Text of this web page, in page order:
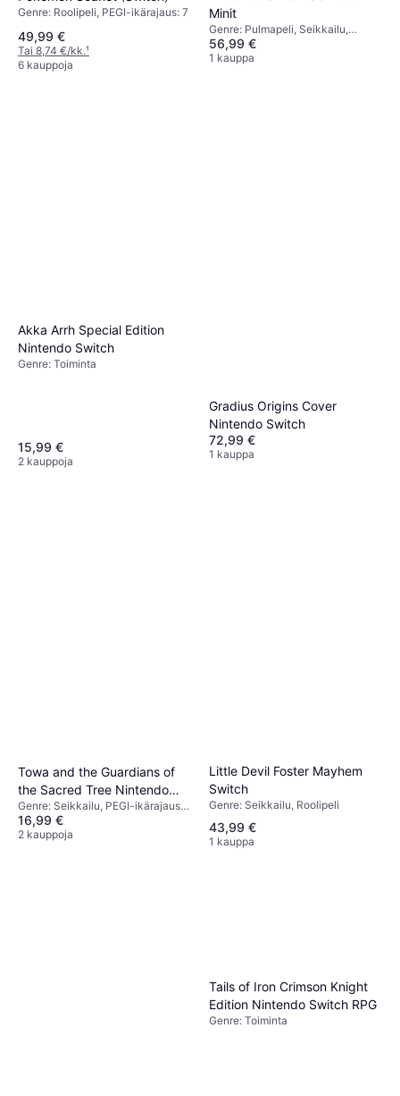
Genre: Roolipeli, PEGI-ikärajaus: 7
49,99 €
Tai 8,74 €/kk.¹
6 kauppoja
Minit
Genre: Pulmapeli, Seikkailu,
Toiminta, PEGI-ikärajaus: 3
56,99 €
1 kauppa
Akka Arrh Special Edition
Nintendo Switch
Genre: Toiminta
15,99 €
2 kauppoja
Gradius Origins Cover
Nintendo Switch
72,99 €
1 kauppa
Towa and the Guardians of
the Sacred Tree Nintendo
Switch RPG
Genre: Seikkailu, PEGI-ikärajaus:
12
16,99 €
2 kauppoja
Little Devil Foster Mayhem
Switch
Genre: Seikkailu, Roolipeli
43,99 €
1 kauppa
Tails of Iron Crimson Knight
Edition Nintendo Switch RPG
Genre: Toiminta